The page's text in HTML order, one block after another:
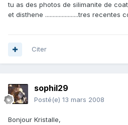
tu as des photos de silimanite de
et disthene ......................tres recentes
Citer
sophil29
Posté(e) 13 mars 2008
Bonjour Kristalle,